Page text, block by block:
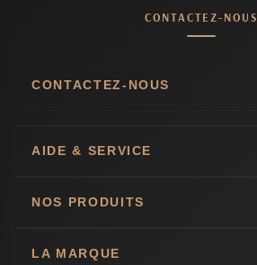
CONTACTEZ-NOUS
CONTACTEZ-NOUS
AIDE & SERVICE
NOS PRODUITS
LA MARQUE